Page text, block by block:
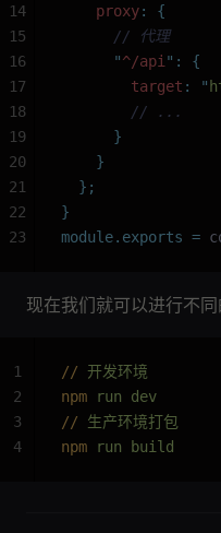
    proxy
:
{
      // 代理
      "
^/api " :
{
        target
: "
        // ...
      }
    }
  };
}
module.exports =
14
15
16
17
18
19
20
21
22
23
现在我们就可以进行不
// 开发环境
npm run dev
// 生产环境打包
npm run build
1
2
3
4